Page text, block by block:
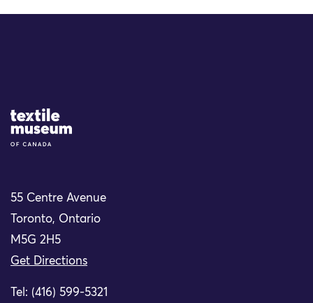
Site Logo
55 Centre Avenue
Toronto, Ontario
M5G 2H5
Get Directions
Tel: (416) 599-5321